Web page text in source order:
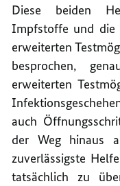
Diese beiden
Impfstoffe und die
erweiterten
besprochen,
erweiterten
auch
der Weg hinaus
zuverlässigste
tatsächlich zu